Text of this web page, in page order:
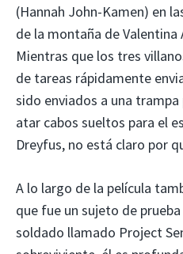
(Hannah John-Kamen) en
de la montaña de Valentina
Mientras que los tres
de tareas rápidamente
sido enviados a una
atar cabos sueltos para el
Dreyfus, no está claro por
A lo largo de la película
que fue un sujeto de
soldado llamado Project